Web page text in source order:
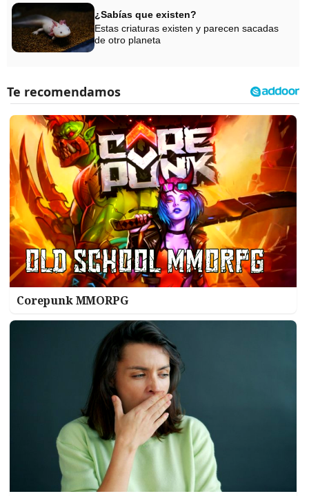
¿Sabías que existen?
Estas criaturas existen y parecen sacadas
de otro planeta
Corepunk MMORPG